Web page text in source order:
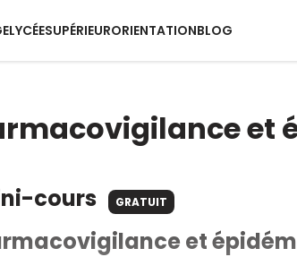
LYCÉESUPÉRIEURORIENTATIONBLOG
et
cours GRATUIT
et